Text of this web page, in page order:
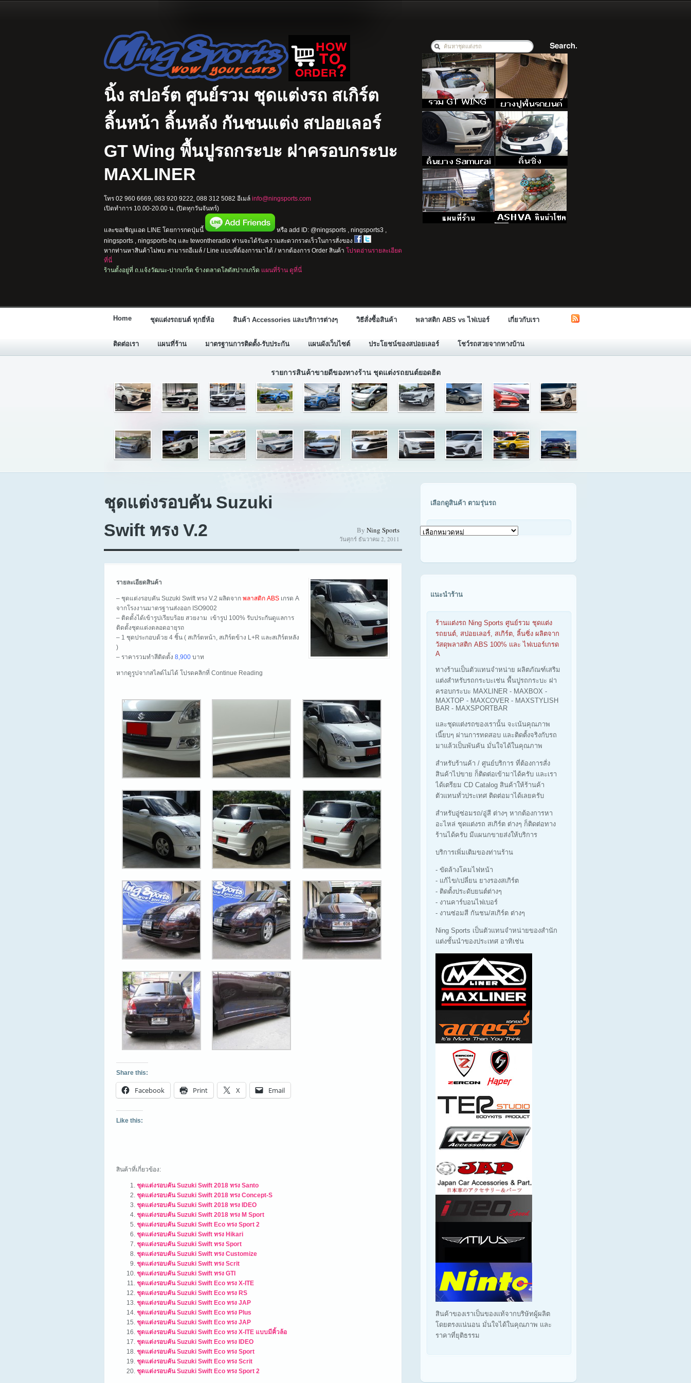
นิ้ง สปอร์ต ศูนย์รวม ชุดแต่งรถ สเกิร์ต
ลิ้นหน้า ลิ้นหลัง กันชนแต่ง สปอยเลอร์
GT Wing พื้นปูรถกระบะ ฝาครอบกระบะ
MAXLINER
โทร 02 960 6669, 083 920 9222, 088 312 5082 อีเมล์ info@ningsports.com
เปิดทำการ 10.00-20.00 น. (ปิดทุกวันจันทร์)
และขอเชิญแอด LINE โดยการกดปุ่มนี้
หรือ add ID: @ningsports , ningsports3 ,
ningsports , ningsports-hq และ tewontheradio ท่านจะได้รับความสะดวกรวดเร็วในการสั่งของ
หากท่านหาสินค้าไม่พบ สามารถอีเมล์ / Line แบบที่ต้องการมาได้ / หากต้องการ Order สินค้า โปรดอ่านรายละเอียด
ที่นี่
ร้านตั้งอยู่ที่ ถ.แจ้งวัฒนะ-ปากเกร็ด ข้างตลาดโลตัสปากเกร็ด แผนที่ร้าน ดูที่นี่
Home ชุดแต่งรถยนต์ ทุกยี่ห้อ สินค้า Accessories และบริการต่างๆ วิธีสั่งซื้อสินค้า พลาสติก ABS vs ไฟเบอร์ เกี่ยวกับเรา
ติดต่อเรา แผนที่ร้าน มาตรฐานการติดตั้ง-รับประกัน แผนผังเว็บไซต์ ประโยชน์ของสปอยเลอร์ โชว์รถสวยจากทางบ้าน
รายการสินค้าขายดีของทางร้าน ชุดแต่งรถยนต์ยอดฮิต
ชุดแต่งรอบคัน Suzuki
Swift ทรง V.2
By Ning Sports
วันศุกร์ ธันวาคม 2, 2011
รายละเอียดสินค้า
– ชุดแต่งรอบคัน Suzuki Swift ทรง V.2 ผลิตจาก พลาสติก ABS เกรด A
จากโรงงานมาตรฐานส่งออก ISO9002
– ติดตั้งได้เข้ารูปเรียบร้อย สวยงาม เข้ารูป 100% รับประกันดูแลการ
ติดตั้งชุดแต่งตลอดอายุรถ
– 1 ชุดประกอบด้วย 4 ชิ้น ( สเกิร์ตหน้า, สเกิร์ตข้าง L+R และสเกิร์ตหลัง
)
– ราคารวมทำสีติดตั้ง 8,900 บาท
หากดูรูปจากสไลด์ไม่ได้ โปรดคลิกที่ Continue Reading
Share this:
Facebook Print X Email
Like this:
สินค้าที่เกี่ยวข้อง:
ชุดแต่งรอบคัน Suzuki Swift 2018 ทรง Santo
ชุดแต่งรอบคัน Suzuki Swift 2018 ทรง Concept-S
ชุดแต่งรอบคัน Suzuki Swift 2018 ทรง IDEO
ชุดแต่งรอบคัน Suzuki Swift 2018 ทรง M Sport
ชุดแต่งรอบคัน Suzuki Swift Eco ทรง Sport 2
ชุดแต่งรอบคัน Suzuki Swift ทรง Hikari
ชุดแต่งรอบคัน Suzuki Swift ทรง Sport
ชุดแต่งรอบคัน Suzuki Swift ทรง Customize
ชุดแต่งรอบคัน Suzuki Swift ทรง Scrit
ชุดแต่งรอบคัน Suzuki Swift ทรง GTI
ชุดแต่งรอบคัน Suzuki Swift Eco ทรง X-ITE
ชุดแต่งรอบคัน Suzuki Swift Eco ทรง RS
ชุดแต่งรอบคัน Suzuki Swift Eco ทรง JAP
ชุดแต่งรอบคัน Suzuki Swift Eco ทรง Plus
ชุดแต่งรอบคัน Suzuki Swift Eco ทรง JAP
ชุดแต่งรอบคัน Suzuki Swift Eco ทรง X-ITE แบบมีคิ้วล้อ
ชุดแต่งรอบคัน Suzuki Swift Eco ทรง IDEO
ชุดแต่งรอบคัน Suzuki Swift Eco ทรง Sport
ชุดแต่งรอบคัน Suzuki Swift Eco ทรง Scrit
ชุดแต่งรอบคัน Suzuki Swift Eco ทรง Sport 2
เลือกดูสินค้า ตามรุ่นรถ
เลือก
รถ
แนะนำร้าน
ร้านแต่งรถ Ning Sports ศูนย์รวม ชุดแต่ง
รถยนต์, สปอยเลอร์, สเกิร์ต, ลิ้นซิ่ง ผลิตจาก
วัสดุพลาสติก ABS 100% และ ไฟเบอร์เกรด
A
ทางร้านเป็นตัวแทนจำหน่าย ผลิตภัณฑ์เสริม
แต่งสำหรับรถกระบะเช่น พื้นปูรถกระบะ ฝา
ครอบกระบะ MAXLINER - MAXBOX -
MAXTOP - MAXCOVER - MAXSTYLISH
BAR - MAXSPORTBAR
และชุดแต่งรถของเรานั้น จะเน้นคุณภาพ
เนี๊ยบๆ ผ่านการทดสอบ และติดตั้งจริงกับรถ
มาแล้วเป็นพันคัน มั่นใจได้ในคุณภาพ
สำหรับร้านค้า / ศูนย์บริการ ที่ต้องการสั่ง
สินค้าไปขาย ก็ติดต่อเข้ามาได้ครับ และเรา
ได้เตรียม CD Catalog สินค้าให้ร้านค้า
ตัวแทนทั่วประเทศ ติดต่อมาได้เลยครับ
สำหรับอู่ซ่อมรถ/อู่สี ต่างๆ หากต้องการหา
อะไหล่ ชุดแต่งรถ สเกิร์ต ต่างๆ ก็ติดต่อทาง
ร้านได้ครับ มีแผนกขายส่งให้บริการ
บริการเพิ่มเติมของท่านร้าน
- ขัดล้างโคมไฟหน้า
- แก้ไข/เปลี่ยน ยางรองสเกิร์ต
- ติดตั้งประดับยนต์ต่างๆ
- งานคาร์บอนไฟเบอร์
- งานซ่อมสี กันชน/สเกิร์ต ต่างๆ
Ning Sports เป็นตัวแทนจำหน่ายของสำนัก
แต่งชั้นนำของประเทศ อาทิเช่น
สินค้าของเราเป็นของแท้จากบริษัทผู้ผลิต
โดยตรงแน่นอน มั่นใจได้ในคุณภาพ และ
ราคาที่ยุติธรรม